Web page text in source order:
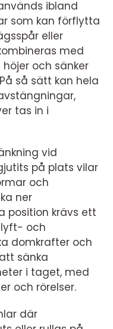
ibland
som kan förflytta
eller
med
och sänker
så sätt kan hela
tas in i
vid
på plats vilar
och
ner
position krävs ett
lyft- och
domkrafter och
sänka
i taget, med
och rörelser.
där